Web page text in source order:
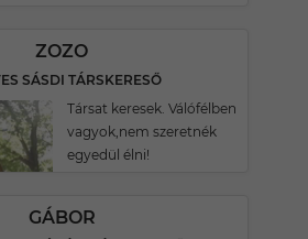
ZOZO
SÁSDI TÁRSKERESŐ
Társat keresek. Válófélben
vagyok,nem szeretnék
egyedül élni!
GÁBOR